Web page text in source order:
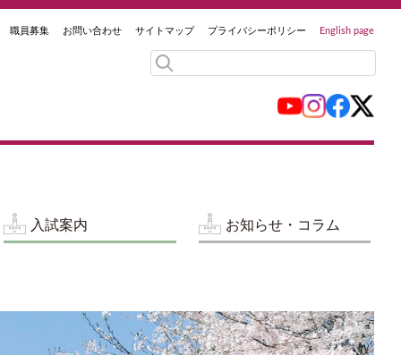
職員募集 お問い合わせ サイトマップ プライバシーポリシー English page
入試案内 お知らせ・コラム